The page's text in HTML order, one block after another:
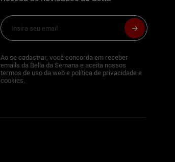
Ao se cadastrar, você concorda em receber
emails da Bella da Semana e aceita nossos
termos de uso da web e política de privacidade e
cookies.